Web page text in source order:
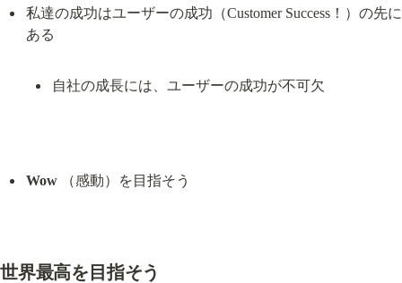
私達の成功はユーザーの成功（Customer Success！）の先に
自社の成長には、ユーザーの成功が不可欠
Wow （感動）を目指そう
世界最高を目指そう